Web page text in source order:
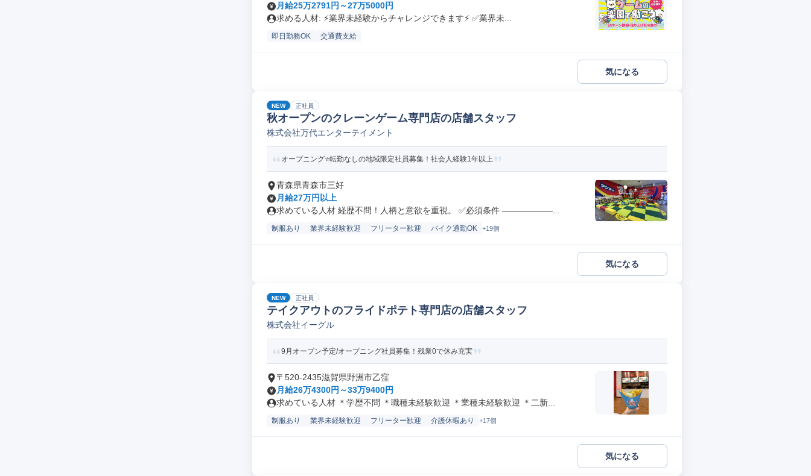
月給25万2791円～27万5000円
求める人材: ⚡️業界未経験からチャレンジできます⚡️ ✅️業界未...
即日勤務OK 交通費支給
気になる
NEW 正社員
秋オープンのクレーンゲーム専門店の店舗スタッフ
株式会社万代エンターテイメント
オープニング⭐転勤なしの地域限定社員募集！社会人経験1年以上
青森県青森市三好
月給27万円以上
求めている人材 経歴不問！人柄と意欲を重視。 ✅必須条件 ――――――...
制服あり 業界未経験歓迎 フリーター歓迎 バイク通勤OK +19個
気になる
NEW 正社員
テイクアウトのフライドポテト専門店の店舗スタッフ
株式会社イーグル
9月オープン予定/オープニング社員募集！残業0で休み充実
〒520-2435滋賀県野洲市乙窪
月給26万4300円～33万9400円
求めている人材 ＊学歴不問 ＊職種未経験歓迎 ＊業種未経験歓迎 ＊二新...
制服あり 業界未経験歓迎 フリーター歓迎 介護休暇あり +17個
気になる